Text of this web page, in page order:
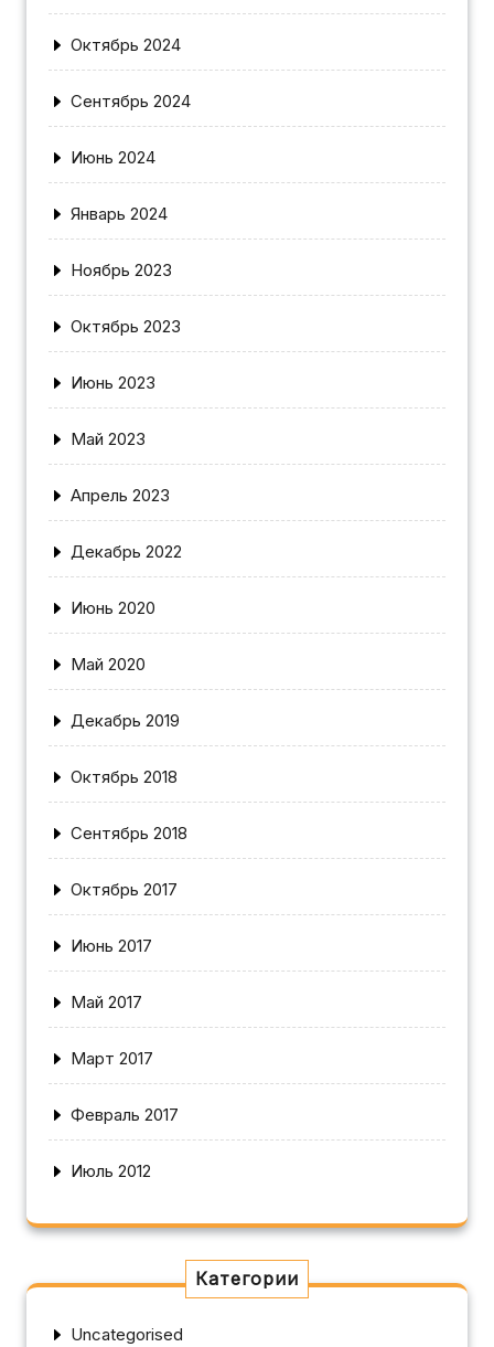
Октябрь 2024
Сентябрь 2024
Июнь 2024
Январь 2024
Ноябрь 2023
Октябрь 2023
Июнь 2023
Май 2023
Апрель 2023
Декабрь 2022
Июнь 2020
Май 2020
Декабрь 2019
Октябрь 2018
Сентябрь 2018
Октябрь 2017
Июнь 2017
Май 2017
Март 2017
Февраль 2017
Июль 2012
Категории
Uncategorised